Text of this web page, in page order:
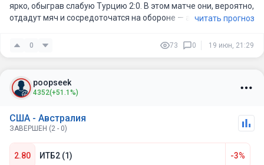
ярко, обыграв слабую Турцию 2:0. В этом матче они, вероятно,
отдадут мяч и сосредоточатся на обороне — а это как раз тот
проходит по гандикапу.
делая ставку на более острую и динамичную в атаке команду,
играющую дома и мотивированную выиграть группу, а не
играть на удержание результата. Линия −1.0, оцениваемая
того, что команда, недавно забившая четыре мяча
представителю КОНМЕБОЛ, сумеет вскрыть компактную
оборону.
читать прогноз
0 73 0 19 июн, 21:29
poopseek
4352(+51.1%)
США - Австралия
ЗАВЕРШЕН (2 - 0)
2.80 ИТБ2 (1) -3%